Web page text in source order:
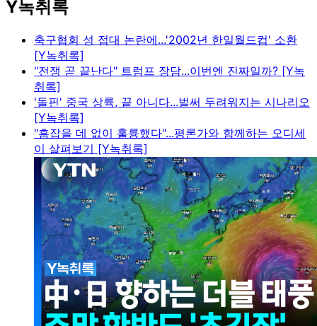
Y녹취록
축구협회 성 접대 논란에...'2002년 한일월드컵' 소환
[Y녹취록]
"전쟁 곧 끝난다" 트럼프 장담...이번엔 진짜일까? [Y녹
취록]
'돌핀' 중국 상륙, 끝 아니다...벌써 두려워지는 시나리오
[Y녹취록]
"흠잡을 데 없이 훌륭했다"...평론가와 함께하는 오디세
이 살펴보기 [Y녹취록]